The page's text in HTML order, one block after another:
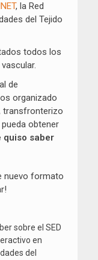
, la Red
del Tejido
todos los
de
organizado
transfronterizo
obtener
quiso saber
nuevo formato
sobre el SED
en
del